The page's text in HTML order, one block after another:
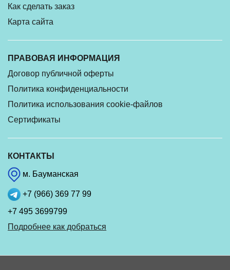
Как сделать заказ
Карта сайта
ПРАВОВАЯ ИНФОРМАЦИЯ
Договор публичной оферты
Политика конфиденциальности
Политика использования cookie-файлов
Сертификаты
КОНТАКТЫ
м. Бауманская
+7 (966) 369 77 99
+7 495 3699799
Подробнее как добраться